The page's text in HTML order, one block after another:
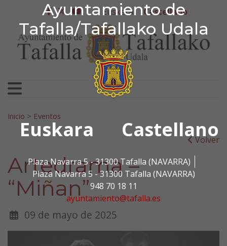
Ayuntamiento de
Tafalla/Tafallako Udala
Euskara Castellano
Plaza Navarra 5 - 31300 Tafalla (NAVARRA)
Plaza Navarra 5 - 31300 Tafalla (NAVARRA)
948 70 18 11
ayuntamiento@tafalla.es
Ir al contenido
Ayuntamiento de
facebook
twitter
youtube
Euskera Castellano
Search for:
Inicio > Eventos
Volver
Artedrama –
“Miñan”
09 de mayo de 2025